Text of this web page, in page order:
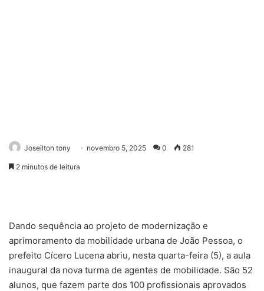
Joseilton tony novembro 5, 2025 0 281
2 minutos de leitura
Dando sequência ao projeto de modernização e
aprimoramento da mobilidade urbana de João Pessoa, o
prefeito Cícero Lucena abriu, nesta quarta-feira (5), a aula
inaugural da nova turma de agentes de mobilidade. São 52
alunos, que fazem parte dos 100 profissionais aprovados